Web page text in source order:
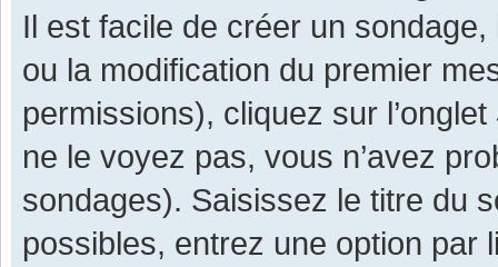
Il est facile de créer un
ou la modification du premier
permissions), cliquez sur l’onglet
ne le voyez pas, vous n’avez
sondages). Saisissez le titre du
possibles, entrez une option par